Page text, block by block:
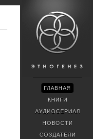
ГЛАВНАЯ
КНИГИ
АУДИОСЕРИАЛ
НОВОСТИ
СОЗДАТЕЛИ